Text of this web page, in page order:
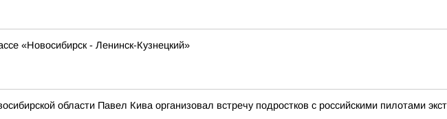
«Новосибирск - Ленинск-Кузнецкий»
области Павел Кива организовал встречу подростков с российскими пилотами